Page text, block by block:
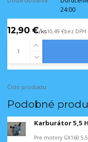
24:00
12,90 €/ks10,49 €bez DPH
Číslo produktu:
Podobné
Karburátor 5,5
Pre motory GX160